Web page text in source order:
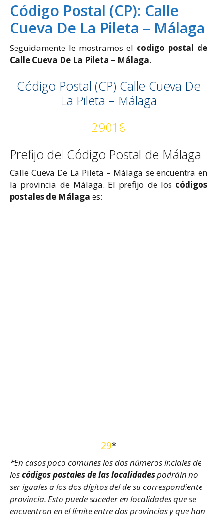
Código Postal (CP): Calle
Cueva De La Pileta – Málaga
Seguidamente le mostramos el codigo postal de
Calle Cueva De La Pileta – Málaga.
Código Postal (CP) Calle Cueva De
La Pileta – Málaga
29018
Prefijo del Código Postal de Málaga
Calle Cueva De La Pileta – Málaga se encuentra en
la provincia de Málaga. El prefijo de los códigos
postales de Málaga es:
29*
*En casos poco comunes los dos números inciales de
loscódigos postales de las localidadespodráin no
ser iguales a los dos dígitos del de su correspondiente
provincia. Esto puede suceder en localidades que se
encuentran en el límite entre dos provincias y que han